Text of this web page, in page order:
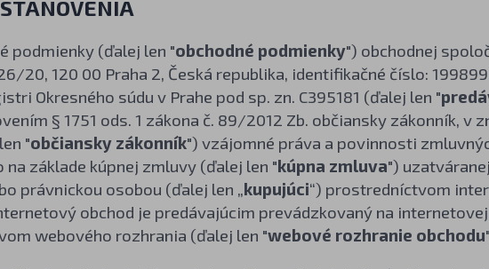
podmienky (ďalej len "obchodné podmienky") obchodnej
20, 120 00 Praha 2, Česká republika, identifikačné číslo:
Okresného súdu v Prahe pod sp. zn. C395181 (ďalej len "
§ 1751 ods. 1 zákona č. 89/2012 Zb. občiansky zákonník, v
"občiansky zákonník") vzájomné práva a povinnosti
základe kúpnej zmluvy (ďalej len "kúpna zmluva")
právnickou osobou (ďalej len „kupujúci“) prostredníctvom
obchod je predávajúcim prevádzkovaný na
webového rozhrania (ďalej len "webové rozhranie obchodu